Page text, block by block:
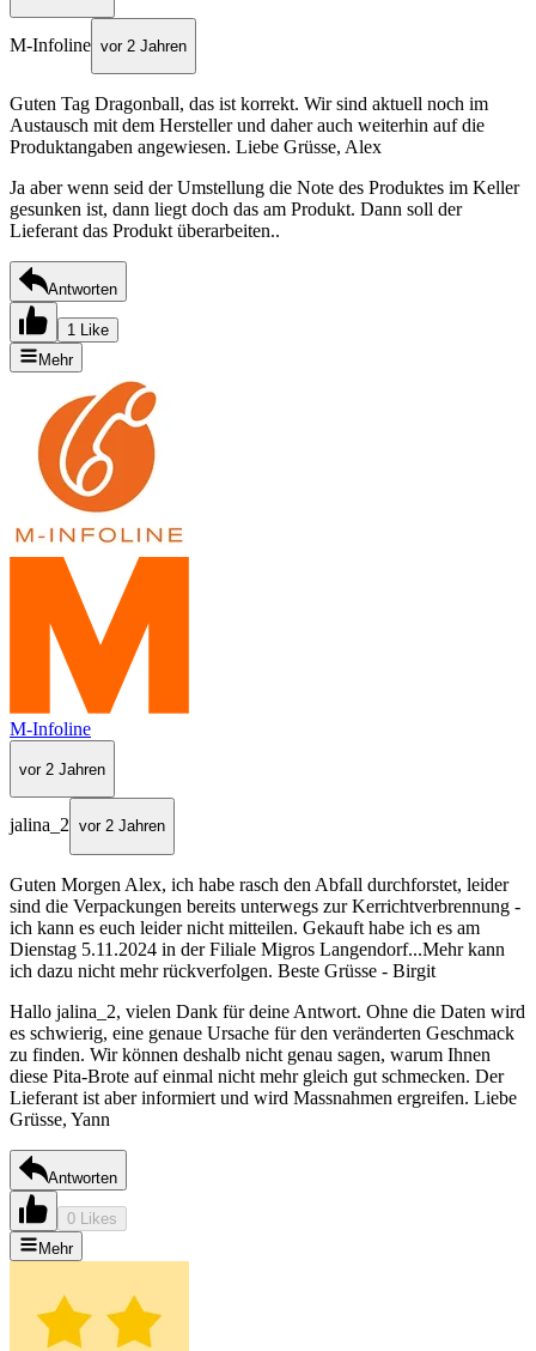
M-Infoline vor 2 Jahren
Guten Tag Dragonball, das ist korrekt. Wir sind aktuell noch im
Austausch mit dem Hersteller und daher auch weiterhin auf die
Produktangaben angewiesen. Liebe Grüsse, Alex
Ja aber wenn seid der Umstellung die Note des Produktes im Keller
gesunken ist, dann liegt doch das am Produkt. Dann soll der
Lieferant das Produkt überarbeiten..
Antworten
1 Like
Mehr
M-Infoline
vor 2 Jahren
jalina_2 vor 2 Jahren
Guten Morgen Alex, ich habe rasch den Abfall durchforstet, leider
sind die Verpackungen bereits unterwegs zur Kerrichtverbrennung -
ich kann es euch leider nicht mitteilen. Gekauft habe ich es am
Dienstag 5.11.2024 in der Filiale Migros Langendorf...Mehr kann
ich dazu nicht mehr rückverfolgen. Beste Grüsse - Birgit
Hallo jalina_2, vielen Dank für deine Antwort. Ohne die Daten wird
es schwierig, eine genaue Ursache für den veränderten Geschmack
zu finden. Wir können deshalb nicht genau sagen, warum Ihnen
diese Pita-Brote auf einmal nicht mehr gleich gut schmecken. Der
Lieferant ist aber informiert und wird Massnahmen ergreifen. Liebe
Grüsse, Yann
Antworten
0 Likes
Mehr